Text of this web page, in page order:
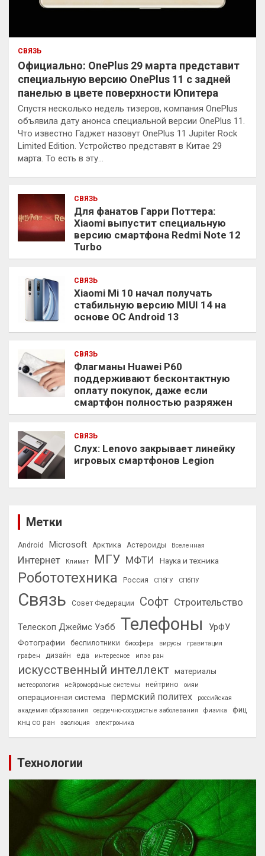
СВЯЗЬ
Официально: OnePlus 29 марта представит
специальную версию OnePlus 11 с задней
панелью в цвете поверхности Юпитера
Спустя несколько недель тизеров, компания OnePlus
объявила дату анонса специальной версии OnePlus 11.
Что известно Гаджет назовут OnePlus 11 Jupiter Rock
Limited Edition. Устройство представят в Китае 29
марта. То есть в эту…
СВЯЗЬ
Для фанатов Гарри Поттера:
Xiaomi выпустит специальную
версию смартфона Redmi Note 12
Turbo
СВЯЗЬ
Xiaomi Mi 10 начал получать
стабильную версию MIUI 14 на
основе ОС Android 13
СВЯЗЬ
Флагманы Huawei P60
поддерживают бесконтактную
оплату покупок, даже если
смартфон полностью разряжен
СВЯЗЬ
Слух: Lenovo закрывает линейку
игровых смартфонов Legion
Метки
Android Microsoft Арктика Астероиды Вселенная
Интернет Климат МГУ МФТИ Наука и техника
Робототехника Россия СПбГУ СПбПУ
Связь Совет Федерации Софт Строительство
Телескоп Джеймс Уэбб Телефоны УрФУ
Фотографии беспилотники биосфера вирусы
гравитация
графен
дизайн еда интересное ипээ ран
искусственный интеллект материалы
метеорология нейроморфные системы нейтрино оияи
операционная система пермский политех
российская
академия образования
сердечно-сосудистые заболевания физика
фиц
кнц со ран
эволюция электроника
Технологии